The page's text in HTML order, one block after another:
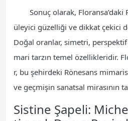
Sonuç olarak,
üleyici güzelliği ve dikkat çekici
Doğal oranlar, simetri,
mari tarzın temel özellikleridir.
r, bu şehirdeki Rönesans
ve geçmişin sanatsal mirasının
Sistine Şapeli: